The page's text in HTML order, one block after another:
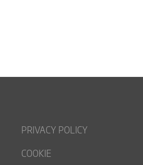
PRIVACY POLICY
COOKIE